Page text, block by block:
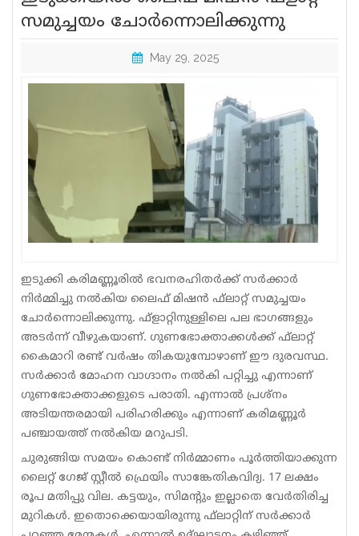
World
Jwala
Classifieds
സമുച്ചയം ചോര്‍ന്നൊലിക്കുന്നു
May 29, 2025
ഇടുക്കി കരിമണ്ണൂരില്‍ ഭവനരഹിതര്‍ക്ക് സര്‍ക്കാര്‍
നിര്‍മ്മിച്ചു നല്‍കിയ ലൈഫ് മിഷന്‍ ഫ്‌ലാറ്റ് സമുച്ചയം
ചോര്‍ന്നൊലിക്കുന്നു. ഫ്‌ളാറ്റിനുള്ളിലെ പല ഭാഗങ്ങളും
അടര്‍ന്ന് വീഴുകയാണ്. ഗുണഭോക്താക്കള്‍ക്ക് ഫ്‌ലാറ്റ്
കൈമാറി രണ്ട് വര്‍ഷം തികയുമ്പോഴാണ് ഈ ദുരവസ്ഥ.
സര്‍ക്കാര്‍ മോഹന വാഗ്ദാനം നല്‍കി പറ്റിച്ചു എന്നാണ്
ഗുണഭോക്താക്കളുടെ പരാതി. എന്നാല്‍ പ്രശ്‌നം
അടിയന്തരമായി പരിഹരിക്കും എന്നാണ് കരിമണ്ണൂര്‍
പഞ്ചായത്ത് നല്‍കിയ മറുപടി.
ചുരുങ്ങിയ സമയം കൊണ്ട് നിര്‍മ്മാണം പൂര്‍ത്തിയാക്കുന്ന
ലൈറ്റ് ഗേജ് സ്റ്റീല്‍ ഫ്രെയിം സാങ്കേതികവിദ്യ. 17 ലക്ഷം
രൂപ മതിപ്പു വില. കട്ടയും, സിമന്റും ഇല്ലാതെ വേര്‍തിരിച്ച
മുറികള്‍. ഇതൊക്കെയായിരുന്നു ഫ്‌ലാറ്റിന് സര്‍ക്കാര്‍